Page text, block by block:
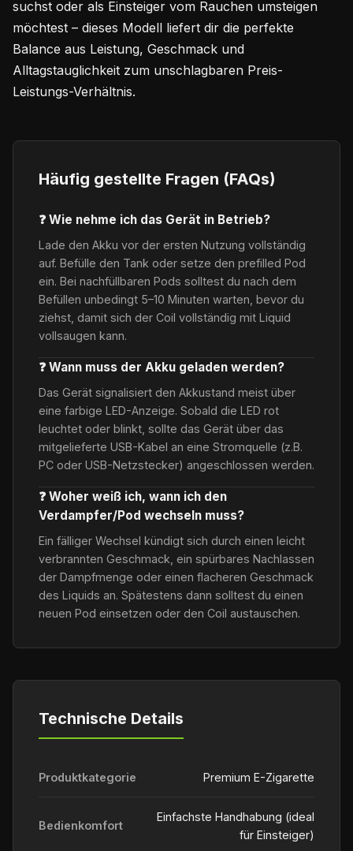
suchst oder als Einsteiger vom Rauchen umsteigen
möchtest – dieses Modell liefert dir die perfekte
Balance aus Leistung, Geschmack und
Alltagstauglichkeit zum unschlagbaren Preis-
Leistungs-Verhältnis.
Häufig gestellte Fragen (FAQs)
❓ Wie nehme ich das Gerät in Betrieb?
Lade den Akku vor der ersten Nutzung vollständig
auf. Befülle den Tank oder setze den prefilled Pod
ein. Bei nachfüllbaren Pods solltest du nach dem
Befüllen unbedingt 5–10 Minuten warten, bevor du
ziehst, damit sich der Coil vollständig mit Liquid
vollsaugen kann.
❓ Wann muss der Akku geladen werden?
Das Gerät signalisiert den Akkustand meist über
eine farbige LED-Anzeige. Sobald die LED rot
leuchtet oder blinkt, sollte das Gerät über das
mitgelieferte USB-Kabel an eine Stromquelle (z.B.
PC oder USB-Netzstecker) angeschlossen werden.
❓ Woher weiß ich, wann ich den
Verdampfer/Pod wechseln muss?
Ein fälliger Wechsel kündigt sich durch einen leicht
verbrannten Geschmack, ein spürbares Nachlassen
der Dampfmenge oder einen flacheren Geschmack
des Liquids an. Spätestens dann solltest du einen
neuen Pod einsetzen oder den Coil austauschen.
Technische Details
Produktkategorie Premium E-Zigarette
Bedienkomfort
Einfachste Handhabung (ideal
für Einsteiger)